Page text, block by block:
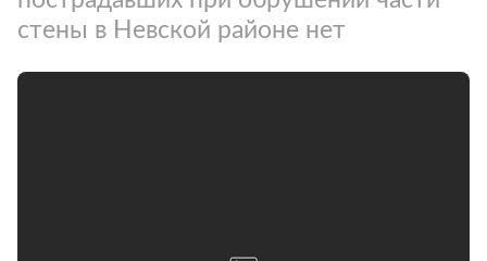
стены в Невской районе нет